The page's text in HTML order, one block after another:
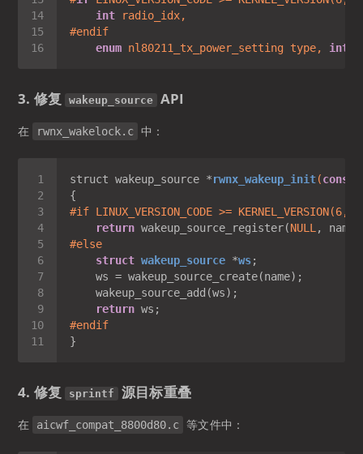
int
enum nl80211_tx_power_setting type, int
3. 修复 wakeup_source API
在 rwnx_wakelock.c 中：
struct wakeup_source *rwnx_wakeup_init(const
#if LINUX_VERSION_CODE >=
return wakeup_source_register(NULL
#else
struct wakeup_source *ws;
return
#endif
4. 修复 sprintf 源目标重叠
在 aicwf_compat_8800d80.c 等文件中：